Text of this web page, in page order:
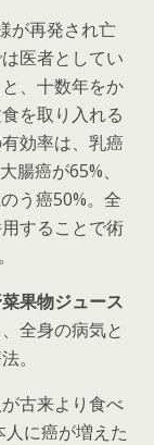
が再発され亡
医者としてい
、十数年をか
を取り入れる
効率は、乳癌
腸癌が65%、
う癌50%。全
することで術
果物ジュース
全身の病気と
。
古来より食べ
に癌が増えた